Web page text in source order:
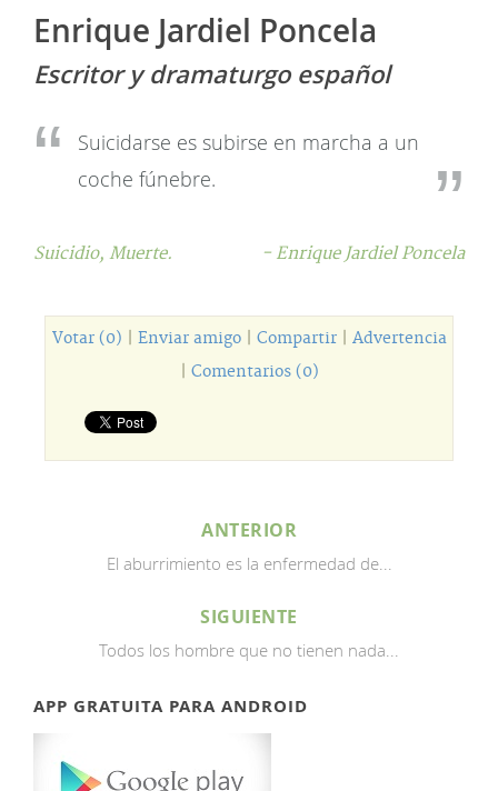
Enrique Jardiel Poncela
Escritor y dramaturgo español
Suicidarse es subirse en marcha a un
coche fúnebre.
Suicidio, Muerte. - Enrique Jardiel Poncela
Votar (0) Enviar amigo| Compartir| Advertencia
Comentarios (0)
ANTERIOR
El aburrimiento es la enfermedad de...
SIGUIENTE
Todos los hombre que no tienen nada...
APP GRATUITA PARA ANDROID